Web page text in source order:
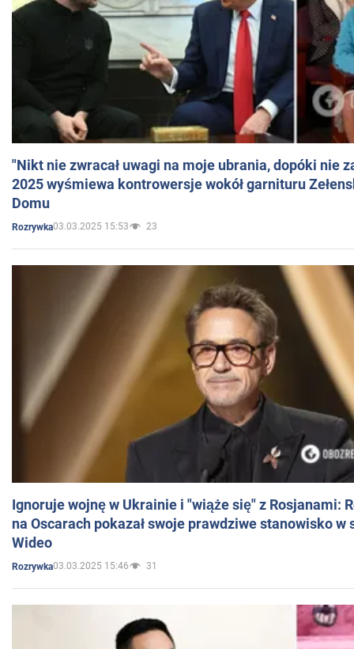
"Nikt nie zwracał uwagi na moje ubrania, dopóki nie
2025 wyśmiewa kontrowersje wokół garnituru
Domu
Rozrywka03.03.2025 15:53 23
Ignoruje wojnę w Ukrainie i "wiąże się" z Rosjanami:
na Oscarach pokazał swoje prawdziwe stanowisko w
Wideo
Rozrywka03.03.2025 15:46 31